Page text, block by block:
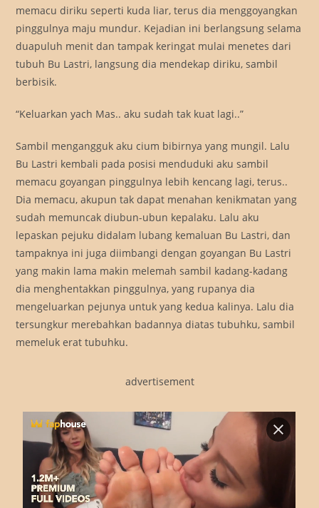
memacu diriku seperti kuda liar, terus dia menggoyangkan
pinggulnya maju mundur. Kejadian ini berlangsung selama
duapuluh menit dan tampak keringat mulai menetes dari
tubuh Bu Lastri, langsung dia mendekap diriku, sambil
berbisik.
“Keluarkan yach Mas.. aku sudah tak kuat lagi..”
Sambil mengangguk aku cium bibirnya yang mungil. Lalu
Bu Lastri kembali pada posisi menduduki aku sambil
memacu goyangan pinggulnya lebih kencang lagi, terus..
Dia memacu, akupun tak dapat menahan kenikmatan yang
sudah memuncak diubun-ubun kepalaku. Lalu aku
lepaskan pejuku didalam lubang kemaluan Bu Lastri, dan
tampaknya ini juga diimbangi dengan goyangan Bu Lastri
yang makin lama makin melemah sambil kadang-kadang
dia menghentakkan pinggulnya, yang rupanya dia
mengeluarkan pejunya untuk yang kedua kalinya. Lalu dia
tersungkur merebahkan badannya diatas tubuhku, sambil
memeluk erat tubuhku.
advertisement